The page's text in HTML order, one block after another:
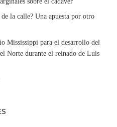
la calle? Una apuesta por otro
Mississippi para el desarrollo del
Norte durante el reinado de Luis